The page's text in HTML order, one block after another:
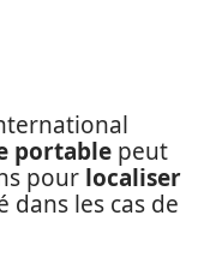
portable peut
pour localiser
dans les cas de